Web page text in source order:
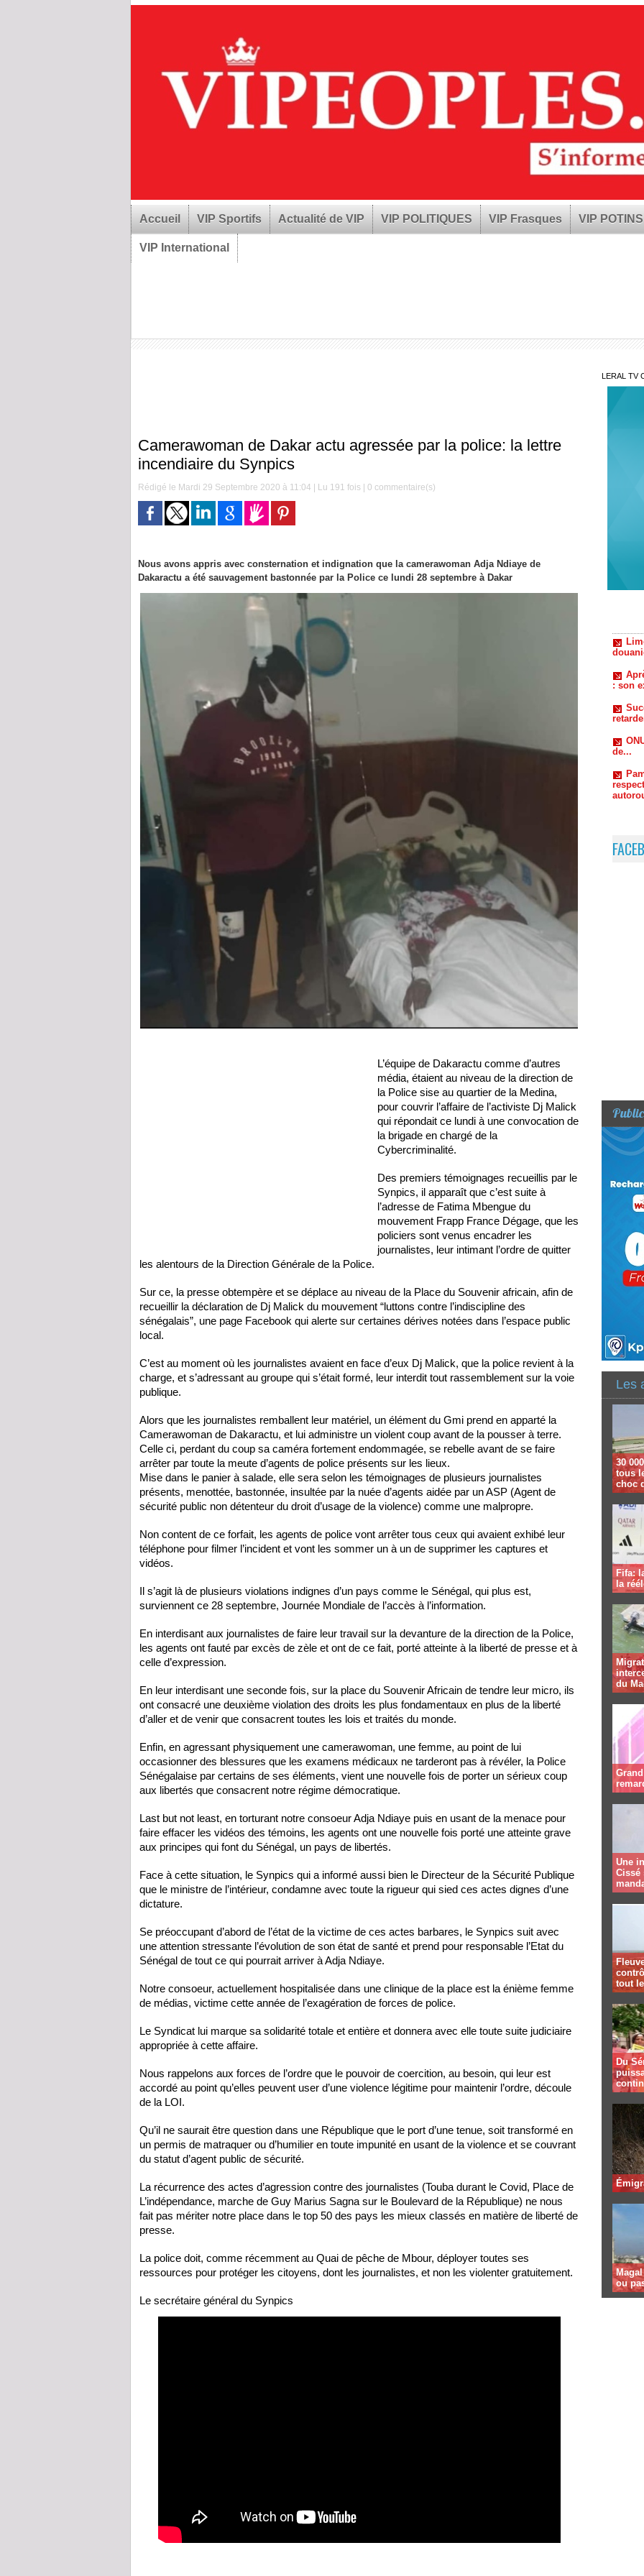
Accueil VIP Sportifs Actualité de VIP VIP POLITIQUES VIP Frasques VIP POTINS
VIP International
Camerawoman de Dakar actu agressée par la police: la lettre
incendiaire du Synpics
Rédigé le Mardi 29 Septembre 2020 à 11:04 | Lu 191 fois | 0 commentaire(s)
Nous avons appris avec consternation et indignation que la camerawoman Adja Ndiaye de
Dakaractu a été sauvagement bastonnée par la Police ce lundi 28 septembre à Dakar
L’équipe de Dakaractu comme d’autres
média, étaient au niveau de la direction de
la Police sise au quartier de la Medina,
pour couvrir l’affaire de l’activiste Dj Malick
qui répondait ce lundi à une convocation de
la brigade en chargé de la
Cybercriminalité.
Des premiers témoignages recueillis par le
Synpics, il apparaît que c’est suite à
l’adresse de Fatima Mbengue du
mouvement Frapp France Dégage, que les
policiers sont venus encadrer les
journalistes, leur intimant l’ordre de quitter
les alentours de la Direction Générale de la Police.
Sur ce, la presse obtempère et se déplace au niveau de la Place du Souvenir africain, afin de
recueillir la déclaration de Dj Malick du mouvement “luttons contre l’indiscipline des
sénégalais”, une page Facebook qui alerte sur certaines dérives notées dans l’espace public
local.
C’est au moment où les journalistes avaient en face d’eux Dj Malick, que la police revient à la
charge, et s’adressant au groupe qui s’était formé, leur interdit tout rassemblement sur la voie
publique.
Alors que les journalistes remballent leur matériel, un élément du Gmi prend en apparté la
Camerawoman de Dakaractu, et lui administre un violent coup avant de la pousser à terre.
Celle ci, perdant du coup sa caméra fortement endommagée, se rebelle avant de se faire
arrêter par toute la meute d’agents de police présents sur les lieux.
Mise dans le panier à salade, elle sera selon les témoignages de plusieurs journalistes
présents, menottée, bastonnée, insultée par la nuée d’agents aidée par un ASP (Agent de
sécurité public non détenteur du droit d’usage de la violence) comme une malpropre.
Non content de ce forfait, les agents de police vont arrêter tous ceux qui avaient exhibé leur
téléphone pour filmer l’incident et vont les sommer un à un de supprimer les captures et
vidéos.
Il s’agit là de plusieurs violations indignes d’un pays comme le Sénégal, qui plus est,
surviennent ce 28 septembre, Journée Mondiale de l’accès à l’information.
En interdisant aux journalistes de faire leur travail sur la devanture de la direction de la Police,
les agents ont fauté par excès de zèle et ont de ce fait, porté atteinte à la liberté de presse et à
celle d’expression.
En leur interdisant une seconde fois, sur la place du Souvenir Africain de tendre leur micro, ils
ont consacré une deuxième violation des droits les plus fondamentaux en plus de la liberté
d’aller et de venir que consacrent toutes les lois et traités du monde.
Enfin, en agressant physiquement une camerawoman, une femme, au point de lui
occasionner des blessures que les examens médicaux ne tarderont pas à révéler, la Police
Sénégalaise par certains de ses éléments, vient une nouvelle fois de porter un sérieux coup
aux libertés que consacrent notre régime démocratique.
Last but not least, en torturant notre consoeur Adja Ndiaye puis en usant de la menace pour
faire effacer les vidéos des témoins, les agents ont une nouvelle fois porté une atteinte grave
aux principes qui font du Sénégal, un pays de libertés.
Face à cette situation, le Synpics qui a informé aussi bien le Directeur de la Sécurité Publique
que le ministre de l’intérieur, condamne avec toute la rigueur qui sied ces actes dignes d’une
dictature.
Se préoccupant d’abord de l’état de la victime de ces actes barbares, le Synpics suit avec
une attention stressante l’évolution de son état de santé et prend pour responsable l’Etat du
Sénégal de tout ce qui pourrait arriver à Adja Ndiaye.
Notre consoeur, actuellement hospitalisée dans une clinique de la place est la énième femme
de médias, victime cette année de l’exagération de forces de police.
Le Syndicat lui marque sa solidarité totale et entière et donnera avec elle toute suite judiciaire
appropriée à cette affaire.
Nous rappelons aux forces de l’ordre que le pouvoir de coercition, au besoin, qui leur est
accordé au point qu’elles peuvent user d’une violence légitime pour maintenir l’ordre, découle
de la LOI.
Qu’il ne saurait être question dans une République que le port d’une tenue, soit transformé en
un permis de matraquer ou d’humilier en toute impunité en usant de la violence et se couvrant
du statut d’agent public de sécurité.
La récurrence des actes d’agression contre des journalistes (Touba durant le Covid, Place de
L’indépendance, marche de Guy Marius Sagna sur le Boulevard de la République) ne nous
fait pas mériter notre place dans le top 50 des pays les mieux classés en matière de liberté de
presse.
La police doit, comme récemment au Quai de pêche de Mbour, déployer toutes ses
ressources pour protéger les citoyens, dont les journalistes, et non les violenter gratuitement.
Le secrétaire général du Synpics
LERAL TV
: son
de...
Les
30
tous
choc
Fifa:
la
du
Une
Cissé
tout
Du
ou